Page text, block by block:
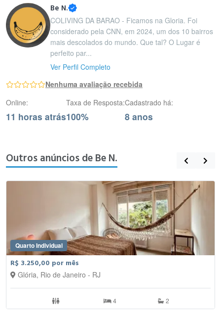
Be N.
COLIVING DA BARAO - Ficamos na Gloria. Foi
considerado pela CNN, em 2024, um dos 10 bairros
mais descolados do mundo. Que tal? O Lugar é
perfeito par...
Ver Perfil Completo
Nenhuma avaliação recebida
Online:
11 horas atrás
Taxa de Resposta:
100%
Cadastrado há:
8 anos
Outros anúncios de Be N.
Quarto Individual
R$ 3.250,00 por mês
Glória, Rio de Janeiro - RJ
4 2